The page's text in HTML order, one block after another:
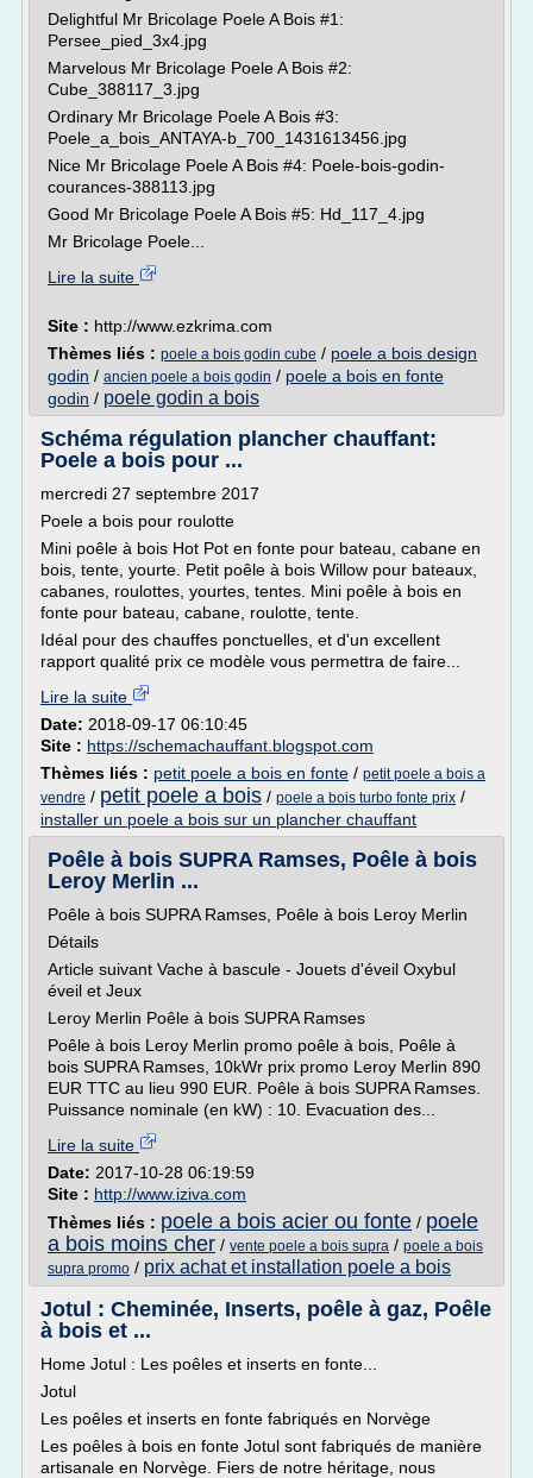
Delightful Mr Bricolage Poele A Bois #1:
Persee_pied_3x4.jpg
Marvelous Mr Bricolage Poele A Bois #2:
Cube_388117_3.jpg
Ordinary Mr Bricolage Poele A Bois #3:
Poele_a_bois_ANTAYA-b_700_1431613456.jpg
Nice Mr Bricolage Poele A Bois #4: Poele-bois-godin-
courances-388113.jpg
Good Mr Bricolage Poele A Bois #5: Hd_117_4.jpg
Mr Bricolage Poele...
Lire la suite
Site : http://www.ezkrima.com
Thèmes liés : poele a bois godin cube / poele a bois design
godin / ancien poele a bois godin / poele a bois en fonte
godin / poele godin a bois
Schéma régulation plancher chauffant:
Poele a bois pour ...
mercredi 27 septembre 2017
Poele a bois pour roulotte
Mini poêle à bois Hot Pot en fonte pour bateau, cabane en
bois, tente, yourte. Petit poêle à bois Willow pour bateaux,
cabanes, roulottes, yourtes, tentes. Mini poêle à bois en
fonte pour bateau, cabane, roulotte, tente.
Idéal pour des chauffes ponctuelles, et d'un excellent
rapport qualité prix ce modèle vous permettra de faire...
Lire la suite
Date: 2018-09-17 06:10:45
Site : https://schemachauffant.blogspot.com
Thèmes liés : petit poele a bois en fonte / petit poele a bois a
vendre / petit poele a bois / poele a bois turbo fonte prix /
installer un poele a bois sur un plancher chauffant
Poêle à bois SUPRA Ramses, Poêle à bois
Leroy Merlin ...
Poêle à bois SUPRA Ramses, Poêle à bois Leroy Merlin
Détails
Article suivant Vache à bascule - Jouets d'éveil Oxybul
éveil et Jeux
Leroy Merlin Poêle à bois SUPRA Ramses
Poêle à bois Leroy Merlin promo poêle à bois, Poêle à
bois SUPRA Ramses, 10kWr prix promo Leroy Merlin 890
EUR TTC au lieu 990 EUR. Poêle à bois SUPRA Ramses.
Puissance nominale (en kW) : 10. Evacuation des...
Lire la suite
Date: 2017-10-28 06:19:59
Site : http://www.iziva.com
Thèmes liés : poele a bois acier ou fonte / poele
a bois moins cher / vente poele a bois supra / poele a bois
supra promo / prix achat et installation poele a bois
Jotul : Cheminée, Inserts, poêle à gaz, Poêle
à bois et ...
Home Jotul : Les poêles et inserts en fonte...
Jotul
Les poêles et inserts en fonte fabriqués en Norvège
Les poêles à bois en fonte Jotul sont fabriqués de manière
artisanale en Norvège. Fiers de notre héritage, nous